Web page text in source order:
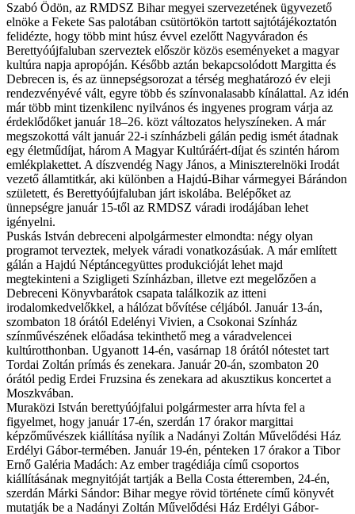
Szabó Ödön, az RMDSZ Bihar megyei szervezetének ügyvezető
elnöke a Fekete Sas palotában csütörtökön tartott sajtótájékoztatón
felidézte, hogy több mint húsz évvel ezelőtt Nagyváradon és
Berettyóújfaluban szerveztek először közös eseményeket a magyar
kultúra napja apropóján. Később aztán bekapcsolódott Margitta és
Debrecen is, és az ünnepségsorozat a térség meghatározó év eleji
rendezvényévé vált, egyre több és színvonalasabb kínálattal. Az idén
már több mint tizenkilenc nyilvános és ingyenes program várja az
érdeklődőket január 18–26. közt változatos helyszíneken. A már
megszokottá vált január 22-i színházbeli gálán pedig ismét átadnak
egy életműdíjat, három A Magyar Kultúráért-díjat és szintén három
emlékplakettet. A díszvendég Nagy János, a Miniszterelnöki Irodát
vezető államtitkár, aki különben a Hajdú-Bihar vármegyei Bárándon
született, és Berettyóújfaluban járt iskolába. Belépőket az
ünnepségre január 15-től az RMDSZ váradi irodájában lehet
igényelni.
Puskás István debreceni alpolgármester elmondta: négy olyan
programot terveztek, melyek váradi vonatkozásúak. A már említett
gálán a Hajdú Néptáncegyüttes produkcióját lehet majd
megtekinteni a Szigligeti Színházban, illetve ezt megelőzően a
Debreceni Könyvbarátok csapata találkozik az itteni
irodalomkedvelőkkel, a hálózat bővítése céljából. Január 13-án,
szombaton 18 órától Edelényi Vivien, a Csokonai Színház
színművészének előadása tekinthető meg a váradvelencei
kultúrotthonban. Ugyanott 14-én, vasárnap 18 órától nótestet tart
Tordai Zoltán prímás és zenekara. Január 20-án, szombaton 20
órától pedig Erdei Fruzsina és zenekara ad akusztikus koncertet a
Moszkvában.
Muraközi István berettyúójfalui polgármester arra hívta fel a
figyelmet, hogy január 17-én, szerdán 17 órakor margittai
képzőművészek kiállítása nyílik a Nadányi Zoltán Művelődési Ház
Erdélyi Gábor-termében. Január 19-én, pénteken 17 órakor a Tibor
Ernő Galéria Madách: Az ember tragédiája című csoportos
kiállításának megnyitóját tartják a Bella Costa étteremben, 24-én,
szerdán Márki Sándor: Bihar megye rövid története című könyvét
mutatják be a Nadányi Zoltán Művelődési Ház Erdélyi Gábor-